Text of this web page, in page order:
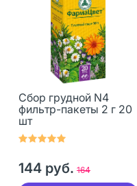
Сбор грудной N4
фильтр-пакеты 2 г 20
шт
144 руб. 164